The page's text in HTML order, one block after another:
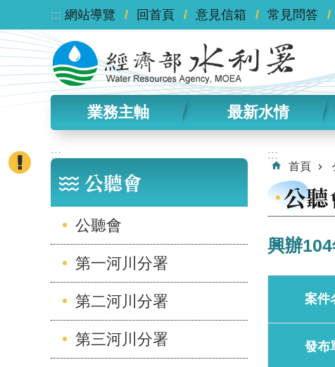
跳到主要內容區塊
::: 網站導覽 回首頁 意見信箱 常見問答
業務主軸 最新水情
:::
公聽會
公聽會
第一河川分署
第二河川分署
第三河川分署
:::
首頁
公聽
興辦
案件
發布